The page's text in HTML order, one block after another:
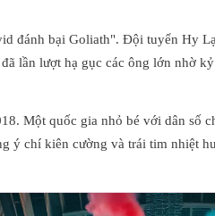
đánh bại Goliath". Đội tuyển Hy
lần lượt hạ gục các ông lớn nhờ
Một quốc gia nhỏ bé với dân
ý chí kiên cường và trái tim nhiệt